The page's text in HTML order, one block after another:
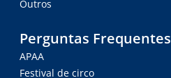
Outros
Perguntas Frequentes
APAA
Festival de circo